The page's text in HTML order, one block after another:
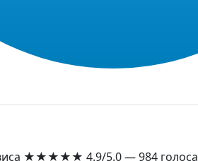
★★★★★ 4.9/5.0 — 984 голоса